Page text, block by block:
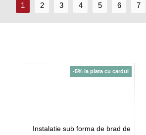
1 2 3 4 5 6 7
-5% la plata cu cardul
Instalatie sub forma de brad de